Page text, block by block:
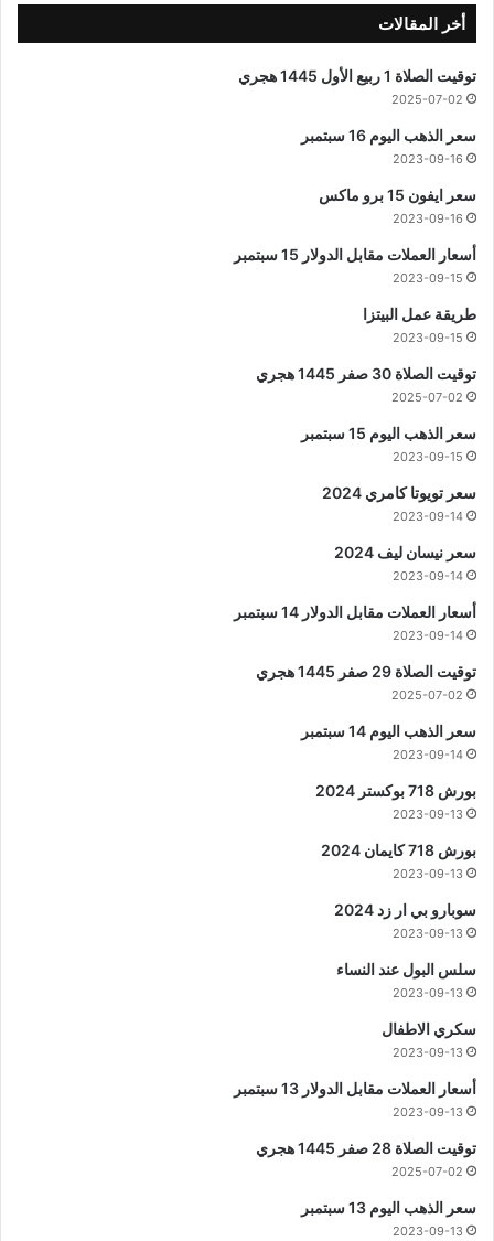
أخر المقالات
توقيت الصلاة 1 ربيع الأول 1445 هجري
2025-07-02
سعر الذهب اليوم 16 سبتمبر
2023-09-16
سعر ايفون 15 برو ماكس
2023-09-16
أسعار العملات مقابل الدولار 15 سبتمبر
2023-09-15
طريقة عمل البيتزا
2023-09-15
توقيت الصلاة 30 صفر 1445 هجري
2025-07-02
سعر الذهب اليوم 15 سبتمبر
2023-09-15
سعر تويوتا كامري 2024
2023-09-14
سعر نيسان ليف 2024
2023-09-14
أسعار العملات مقابل الدولار 14 سبتمبر
2023-09-14
توقيت الصلاة 29 صفر 1445 هجري
2025-07-02
سعر الذهب اليوم 14 سبتمبر
2023-09-14
بورش 718 بوكستر 2024
2023-09-13
بورش 718 كايمان 2024
2023-09-13
سوبارو بي ار زد 2024
2023-09-13
سلس البول عند النساء
2023-09-13
سكري الاطفال
2023-09-13
أسعار العملات مقابل الدولار 13 سبتمبر
2023-09-13
توقيت الصلاة 28 صفر 1445 هجري
2025-07-02
سعر الذهب اليوم 13 سبتمبر
2023-09-13